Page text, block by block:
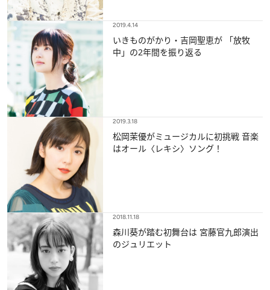
2019.4.14
いきものがかり・吉岡聖恵が 「放牧
中」の2年間を振り返る
2019.3.18
松岡茉優がミュージカルに初挑戦 音楽
はオール〈レキシ〉ソング！
2018.11.18
森川葵が踏む初舞台は 宮藤官九郎演出
のジュリエット